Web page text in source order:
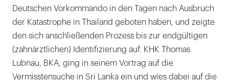
Deutschen Vorkommando in den Tagen nach Ausbruch
der Katastrophe in Thailand geboten haben, und zeigte
den sich anschließenden Prozess bis zur endgültigen
(zahnärztlichen) Identifizierung auf. KHK Thomas
Lubnau, BKA, ging in seinem Vortrag auf die
Vermisstensuche in Sri Lanka ein und wies dabei auf die